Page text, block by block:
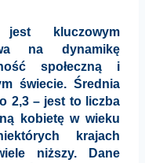
jest kluczowym
na dynamikę
społeczną i
świecie. Średnia
2,3 – jest to liczba
kobietę w wieku
krajach
niższy. Dane